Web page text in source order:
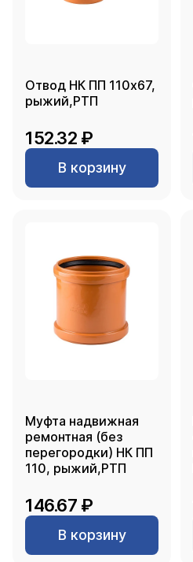
Отвод НК ПП 110х67,
рыжий,РТП
152.32 ₽
В корзину
Муфта надвижная
ремонтная (без
перегородки) НК ПП
110, рыжий,РТП
146.67 ₽
В корзину